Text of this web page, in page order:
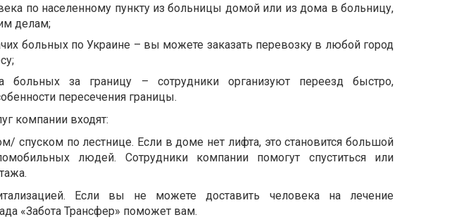
по населенному пункту из больницы домой или из дома в больницу,
делам;
больных по Украине – вы можете заказать перевозку в любой город
больных за границу – сотрудники организуют переезд быстро,
пересечения границы.
компании входят:
спуском по лестнице. Если в доме нет лифта, это становится большой
людей. Сотрудники компании помогут спуститься или
Если вы не можете доставить человека на лечение
«Забота Трансфер» поможет вам.